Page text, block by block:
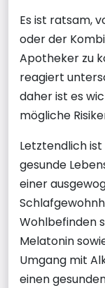
Es ist ratsam,
oder der
Apotheker zu
reagiert
daher ist es
mögliche
Letztendlich
gesunde
einer
Wohlbefinden
Melatonin
Umgang mit
einen